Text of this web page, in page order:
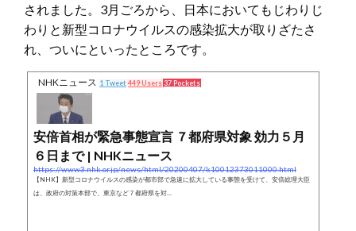
されました。3月ごろから、日本においてもじわりじ
わりと新型コロナウイルスの感染拡大が取りざたさ
れ、ついにといったところです。
NHKニュース 1 Tweet449 Users37 Pockets
安倍首相が緊急事態宣言 ７都府県対象 効力５月
６日まで | NHKニュース
https://www3.nhk.or.jp/news/html/20200407/k10012373011000.html
【NHK】新型コロナウイルスの感染が都市部で急速に拡大している事態を受けて、安倍総理大臣
は、政府の対策本部で、東京など７都府県を対…